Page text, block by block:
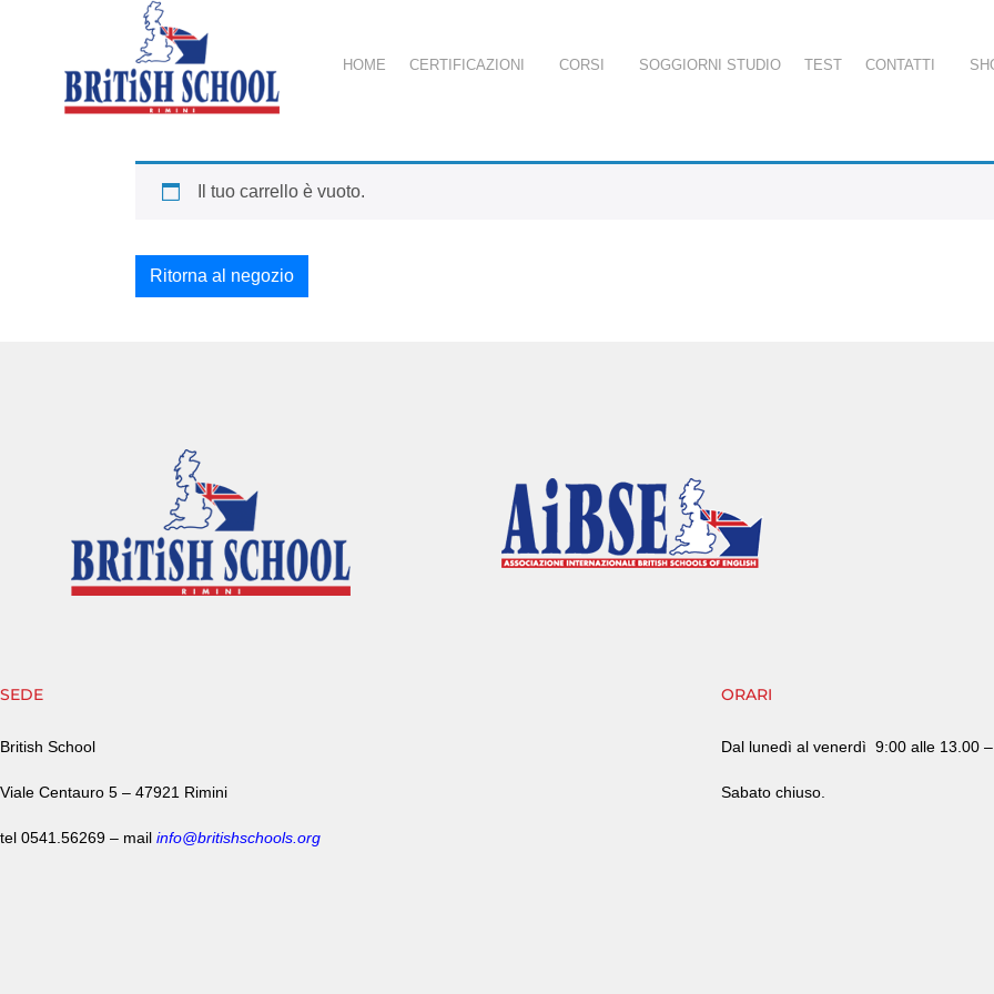
HOME CERTIFICAZIONI CORSI SOGGIORNI STUDIO TEST CONTATTI
Il tuo carrello è vuoto.
Ritorna al negozio
SEDE
British School
Viale Centauro 5 – 47921 Rimini
tel 0541.56269 – mail info@britishschools.org
ORARI
Dal lunedì al venerdì 9:00 alle 13.00
Sabato chiuso.